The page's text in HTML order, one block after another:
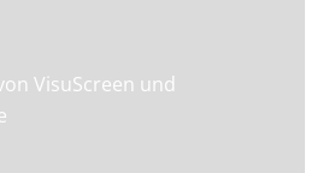
VisuScreen und